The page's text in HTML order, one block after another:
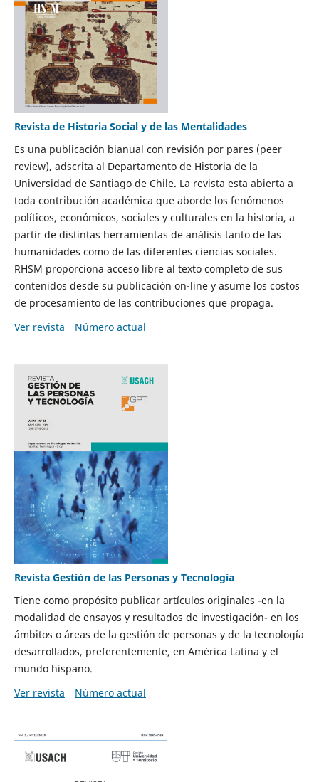
Revista de Historia Social y de las Mentalidades
Es una publicación bianual con revisión por pares (peer
review), adscrita al Departamento de Historia de la
Universidad de Santiago de Chile. La revista esta abierta a
toda contribución académica que aborde los fenómenos
políticos, económicos, sociales y culturales en la historia, a
partir de distintas herramientas de análisis tanto de las
humanidades como de las diferentes ciencias sociales.
RHSM proporciona acceso libre al texto completo de sus
contenidos desde su publicación on-line y asume los costos
de procesamiento de las contribuciones que propaga.
Ver revista
Número actual
Revista Gestión de las Personas y Tecnología
Tiene como propósito publicar artículos originales -en la
modalidad de ensayos y resultados de investigación- en los
ámbitos o áreas de la gestión de personas y de la tecnología
desarrollados, preferentemente, en América Latina y el
mundo hispano.
Ver revista
Número actual